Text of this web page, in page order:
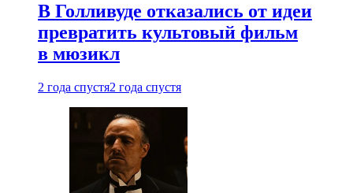
В Голливуде отказались от идеи
превратить культовый фильм
в мюзикл
2 года спустя2 года спустя